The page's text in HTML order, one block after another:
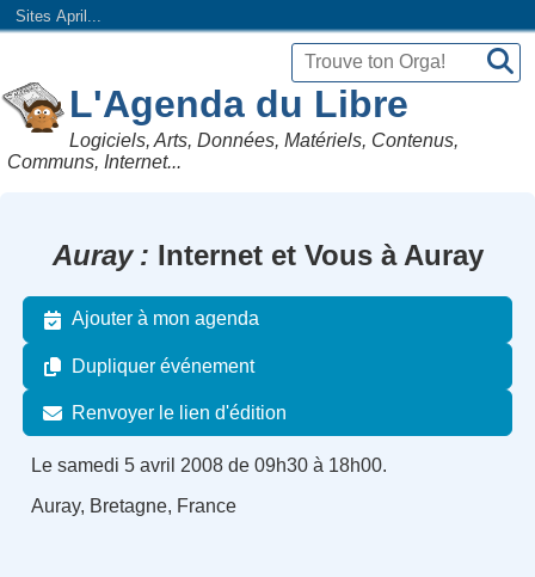
Sites April...
L'Agenda du Libre
Logiciels, Arts, Données, Matériels, Contenus,
Communs, Internet...
Auray Internet et Vous à Auray
Ajouter à mon agenda
Dupliquer événement
Renvoyer le lien d'édition
Le samedi 5 avril 2008 de 09h30 à 18h00.
Auray, Bretagne, France